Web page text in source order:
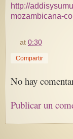
http://
mozambicana-
at0:30
Compartir
No hay
Publicar un